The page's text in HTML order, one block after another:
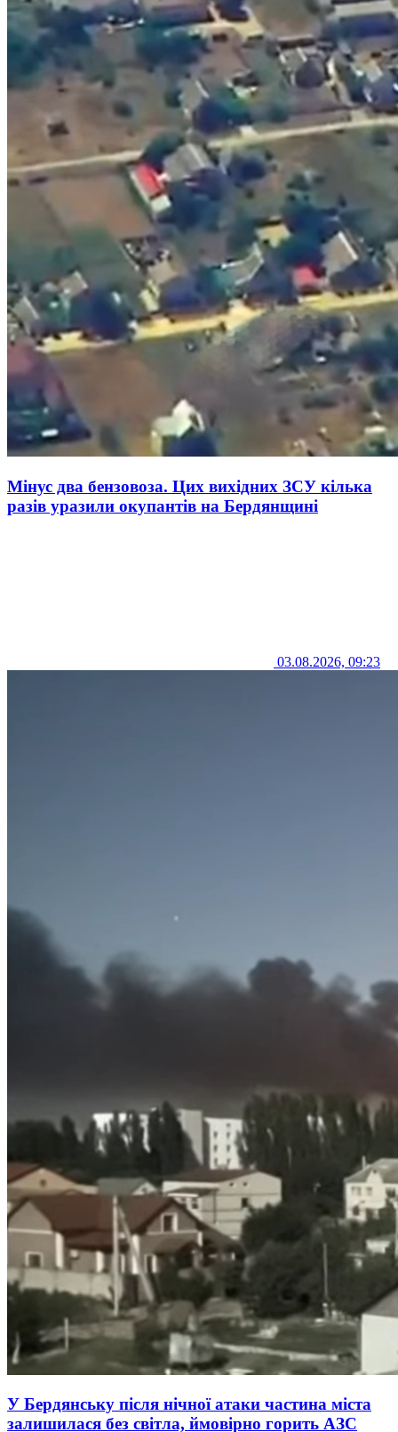
Мінус два бензовоза. Цих вихідних ЗСУ кілька
разів уразили окупантів на Бердянщині
03.08.2026, 09:23
У Бердянську після нічної атаки частина міста
залишилася без світла, ймовірно горить АЗС